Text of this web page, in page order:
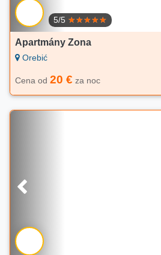
5/5
Apartmány Zona
Orebić
Cena od 20 € za noc